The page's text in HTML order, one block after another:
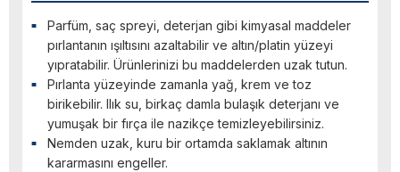
Parfüm, saç spreyi, deterjan gibi kimyasal maddeler
pırlantanın ışıltısını azaltabilir ve altın/platin yüzeyi
yıpratabilir. Ürünlerinizi bu maddelerden uzak tutun.
Pırlanta yüzeyinde zamanla yağ, krem ve toz
birikebilir. Ilık su, birkaç damla bulaşık deterjanı ve
yumuşak bir fırça ile nazikçe temizleyebilirsiniz.
Nemden uzak, kuru bir ortamda saklamak altının
kararmasını engeller.